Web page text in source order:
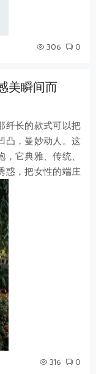
306 0
美瞬间而
纤长的款式可以把
凸，曼妙动人。这
它典雅、传统、
惑，把女性的端庄
316 0